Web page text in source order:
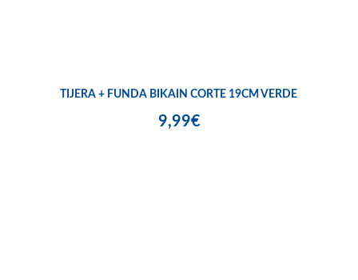
TIJERA + FUNDA BIKAIN CORTE 19CM VERDE
9,99€